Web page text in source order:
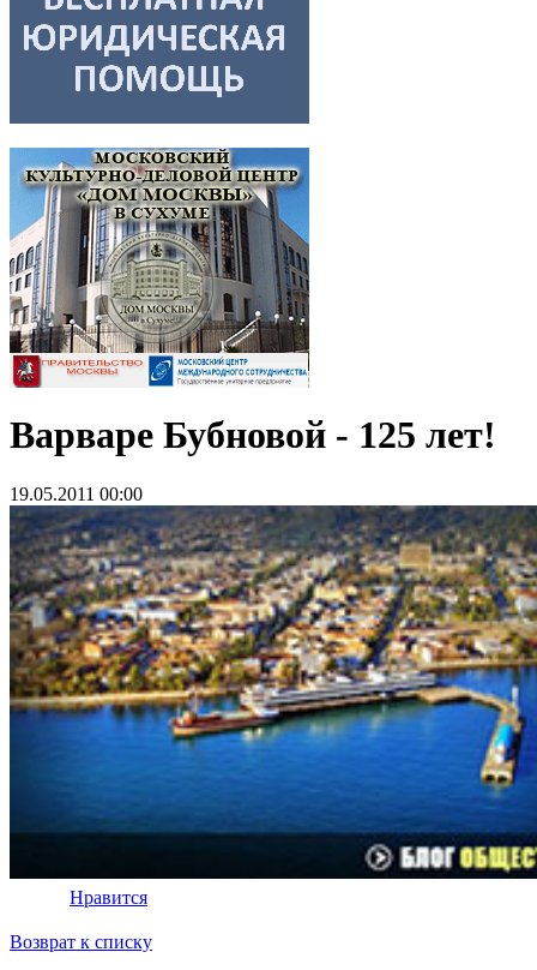
Варваре Бубновой - 125 лет!
19.05.2011 00:00
Нравится
Возврат к списку